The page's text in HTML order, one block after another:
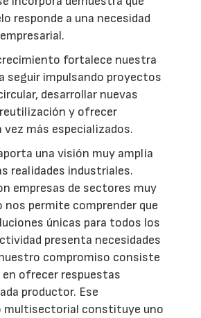
responde a una necesidad
fortalece nuestra
seguir impulsando proyectos
desarrollar nuevas
y ofrecer
vez más especializados.
una visión muy amplia
realidades industriales.
empresas de sectores muy
nos permite comprender que
únicas para todos los
presenta necesidades
compromiso consiste
ofrecer respuestas
productor. Ese
multisectorial constituye uno